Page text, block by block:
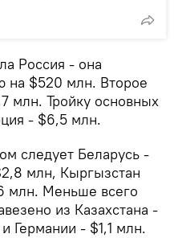
Россия - она
на $520 млн. Второе
млн. Тройку основных
- $6,5 млн.
следует Беларусь -
млн, Кыргызстан
млн. Меньше всего
из Казахстана -
Германии - $1,1 млн.